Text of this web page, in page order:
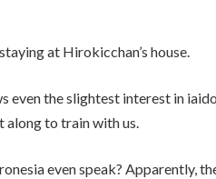
at Hirokicchan’s house.
even the slightest interest in
along to train with us.
even speak? Apparently,